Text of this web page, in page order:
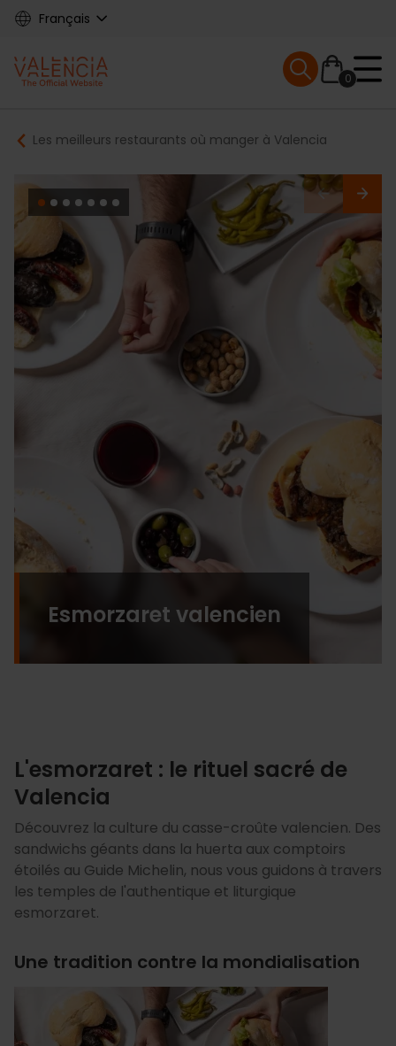
Skip
content
Français
Main
navigation
0
Mobile menu
Breadcrumb
Les meilleurs restaurants où manger à Valencia
Esmorzaret valencien
L'esmorzaret : le rituel sacré de
Valencia
Découvrez la culture du casse-croûte valencien. Des
sandwichs géants dans la huerta aux comptoirs
étoilés au Guide Michelin, nous vous guidons à travers
les temples de l'authentique et liturgique
esmorzaret.
Une tradition contre la mondialisation